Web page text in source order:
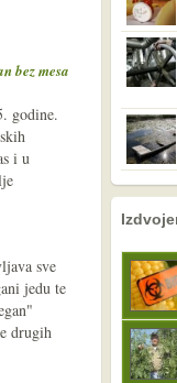
bez mesa
godine.
i u
sve
jedu te
drugih
nema prethodne
sljedeće